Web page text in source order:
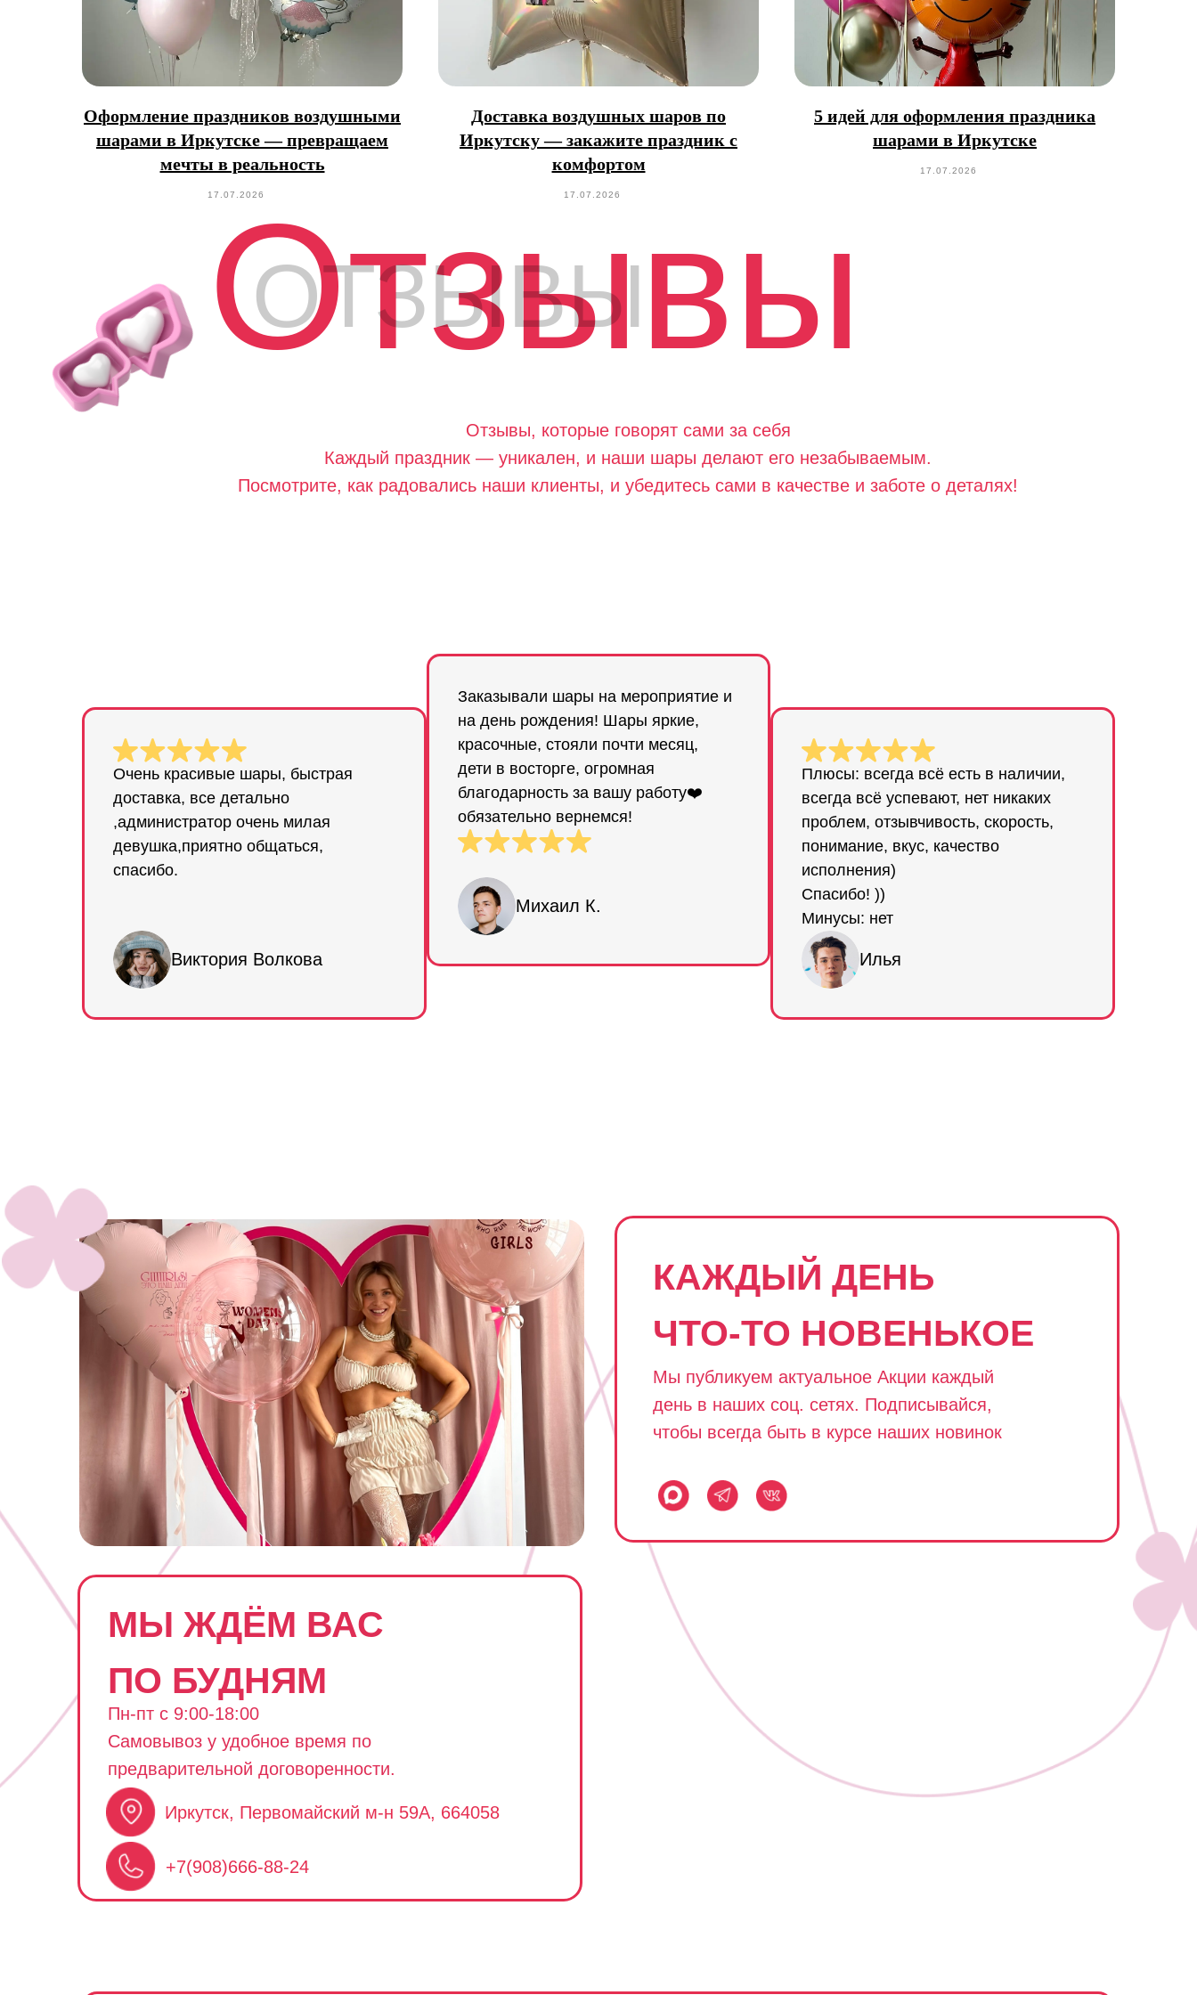
Оформление праздников воздушными
шарами в Иркутске — превращаем
мечты в реальность
17.07.2026
Доставка воздушных шаров по
Иркутску — закажите праздник с
комфортом
17.07.2026
5 идей для оформления праздника
шарами в Иркутске
17.07.2026
Отзывы, которые говорят сами за себя
Каждый праздник — уникален, и наши шары делают его незабываемым.
Посмотрите, как радовались наши клиенты, и убедитесь сами в качестве и заботе о деталях!
Отзывы
ОТЗЫВЫ
Очень красивые шары, быстрая
доставка, все детально
,администратор очень милая
девушка,приятно общаться,
спасибо.
Виктория Волкова
Заказывали шары на мероприятие и
на день рождения! Шары яркие,
красочные, стояли почти месяц,
дети в восторге, огромная
благодарность за вашу работу❤️
обязательно вернемся!
Михаил К.
Плюсы: всегда всё есть в наличии,
всегда всё успевают, нет никаких
проблем, отзывчивость, скорость,
понимание, вкус, качество
исполнения)
Спасибо! ))
Минусы: нет
Илья
+7(908)666-88-24
Иркутск, Первомайский м-н 59А, 664058
МЫ ЖДЁМ ВАС
ПО БУДНЯМ
Пн-пт с 9:00-18:00
Самовывоз у удобное время по
предварительной договоренности.
КАЖДЫЙ ДЕНЬ
ЧТО-ТО НОВЕНЬКОЕ
Мы публикуем актуальное Акции каждый
день в наших соц. сетях. Подписывайся,
чтобы всегда быть в курсе наших новинок